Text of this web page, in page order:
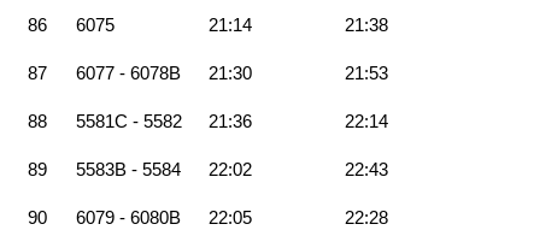
86 6075 21:14 21:38
87 6077 - 6078B 21:30 21:53
88 5581C - 5582 21:36 22:14
89 5583B - 5584 22:02 22:43
90 6079 - 6080B 22:05 22:28